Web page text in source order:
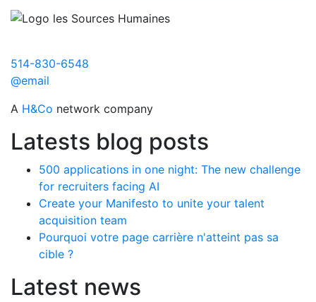
514-830-6548
@email
A H&Co network company
Latests blog posts
500 applications in one night: The new challenge
for recruiters facing AI
Create your Manifesto to unite your talent
acquisition team
Pourquoi votre page carrière n'atteint pas sa
cible ?
Latest news